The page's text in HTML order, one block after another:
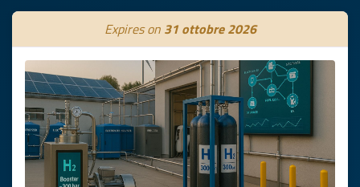
Expires on 31 ottobre 2026